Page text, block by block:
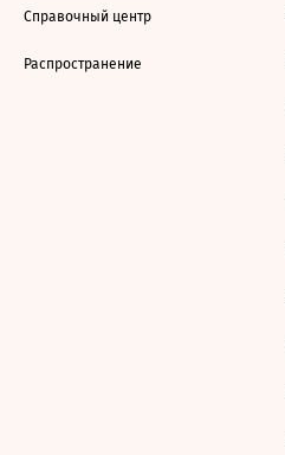
Справочный центр
Распространение